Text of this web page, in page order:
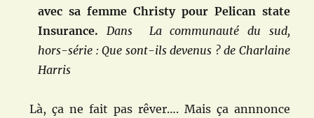
avec sa femme Christy pour Pelican state
Insurance.Dans La communauté du sud,
hors-série : Que sont-ils devenus ? de Charlaine
Harris
Là, ça ne fait pas rêver…. Mais ça annnonce